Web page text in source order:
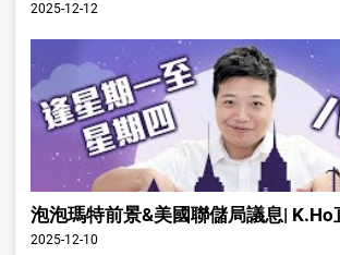
2025-12-12
泡泡瑪特前景&美國聯儲局議息| K.Ho
2025-12-10